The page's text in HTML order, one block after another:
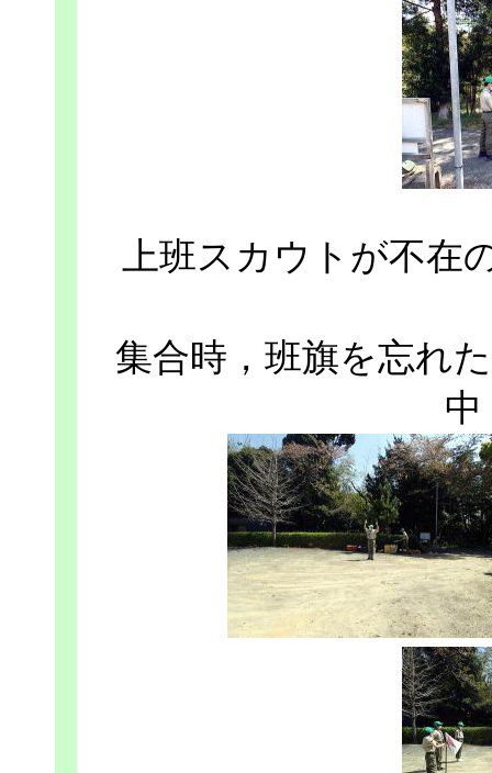
上班スカウトが不在
集合時，班旗を忘れ
中